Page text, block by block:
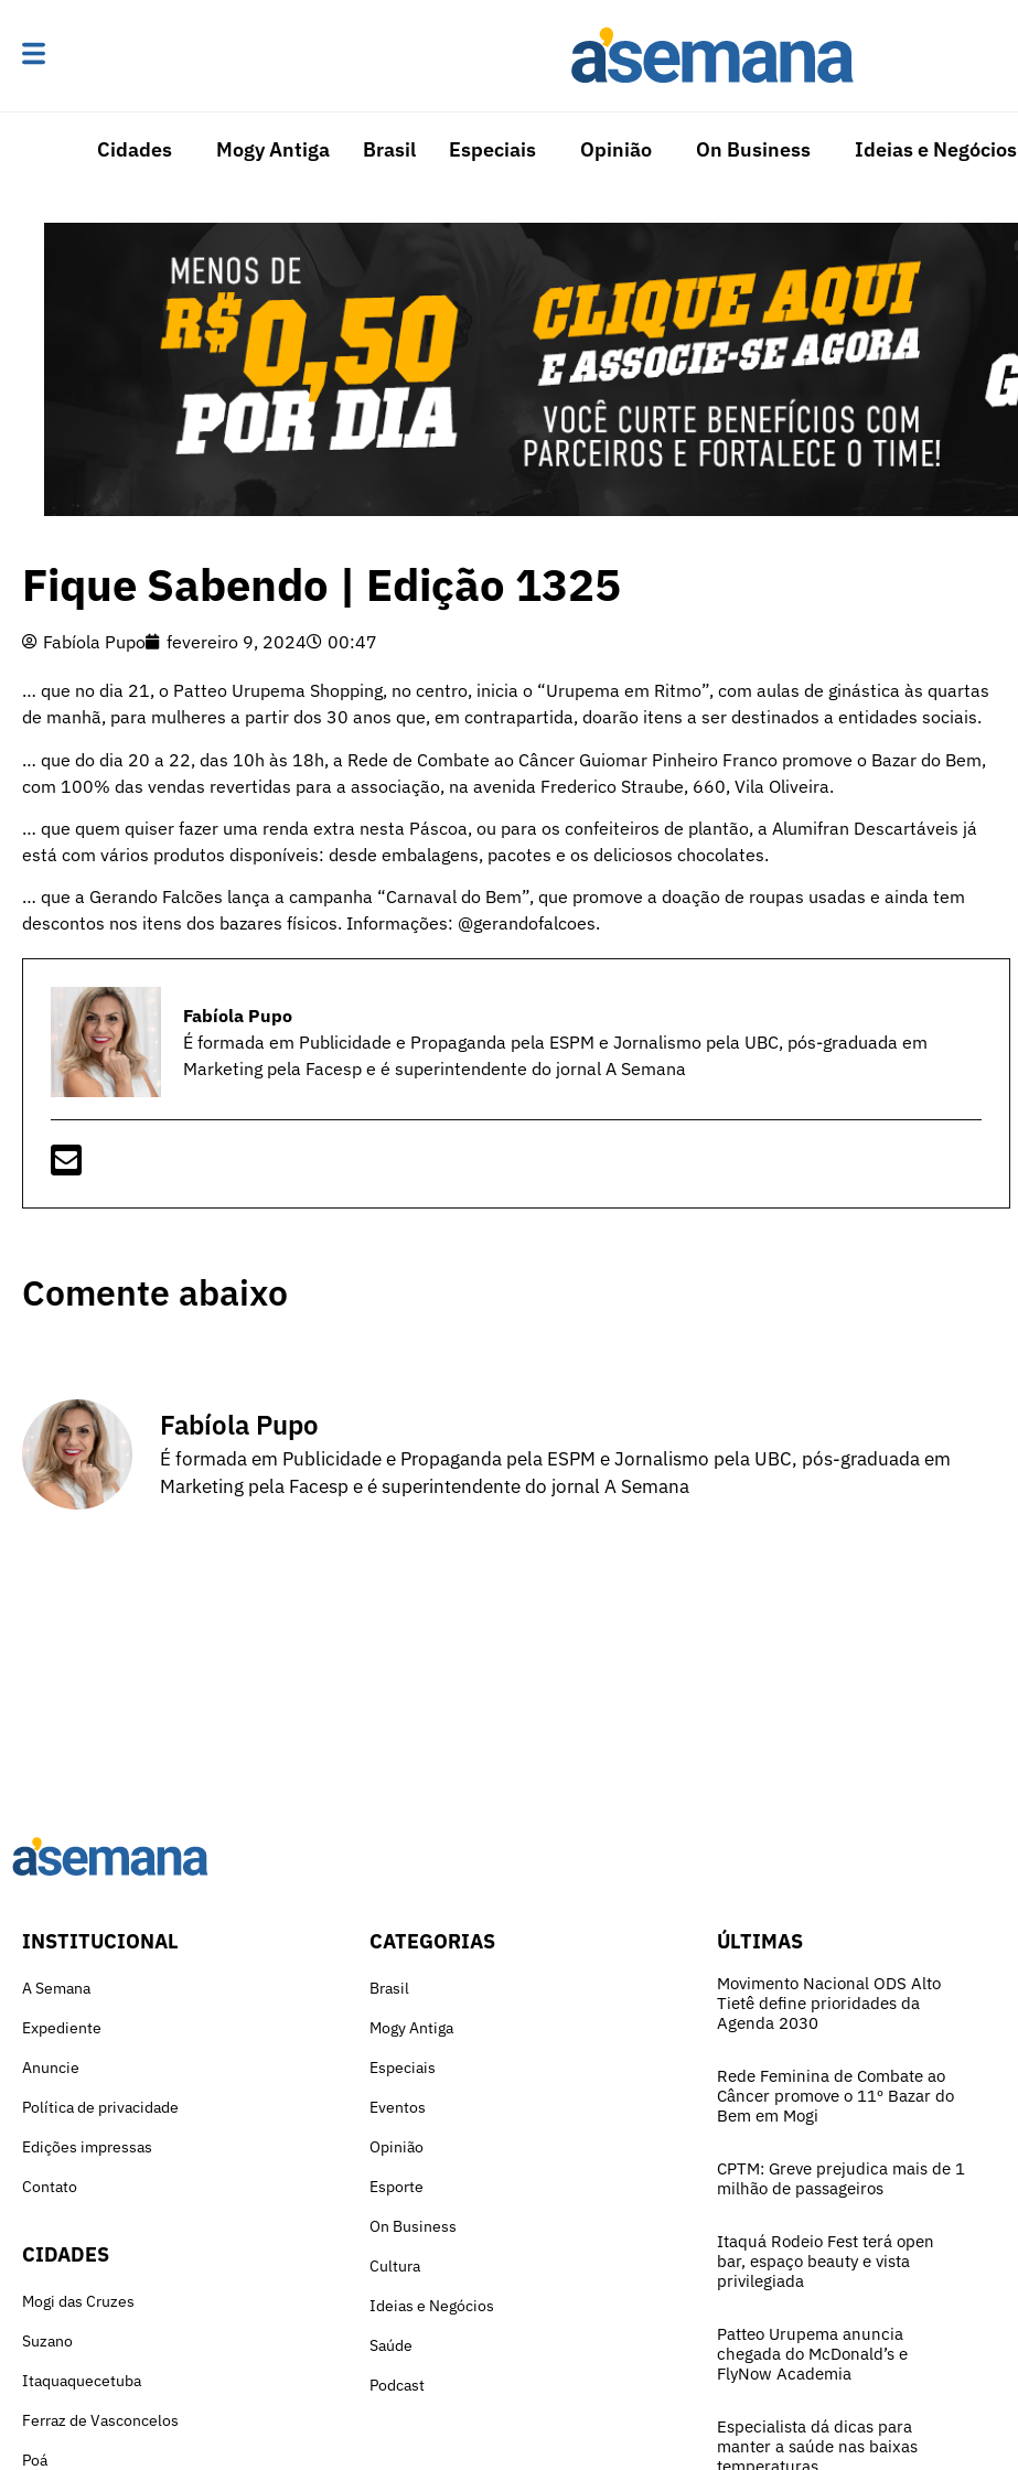
Cidades Mogy Antiga Brasil Especiais Opinião On Business Ideias e Negócios
Fique Sabendo | Edição 1325
Fabíola Pupo fevereiro 9, 2024 00:47
… que no dia 21, o Patteo Urupema Shopping, no centro, inicia o “Urupema em Ritmo”, com aulas de ginástica às quartas
de manhã, para mulheres a partir dos 30 anos que, em contrapartida, doarão itens a ser destinados a entidades sociais.
… que do dia 20 a 22, das 10h às 18h, a Rede de Combate ao Câncer Guiomar Pinheiro Franco promove o Bazar do Bem,
com 100% das vendas revertidas para a associação, na avenida Frederico Straube, 660, Vila Oliveira.
… que quem quiser fazer uma renda extra nesta Páscoa, ou para os confeiteiros de plantão, a Alumifran Descartáveis já
está com vários produtos disponíveis: desde embalagens, pacotes e os deliciosos chocolates.
… que a Gerando Falcões lança a campanha “Carnaval do Bem”, que promove a doação de roupas usadas e ainda tem
descontos nos itens dos bazares físicos. Informações: @gerandofalcoes.
Fabíola Pupo
É formada em Publicidade e Propaganda pela ESPM e Jornalismo pela UBC, pós-graduada em
Marketing pela Facesp e é superintendente do jornal A Semana
Comente abaixo
Fabíola Pupo
É formada em Publicidade e Propaganda pela ESPM e Jornalismo pela UBC, pós-graduada em
Marketing pela Facesp e é superintendente do jornal A Semana
INSTITUCIONAL
A Semana
Expediente
Anuncie
Política de privacidade
Edições impressas
Contato
CIDADES
Mogi das Cruzes
Suzano
Itaquaquecetuba
Ferraz de Vasconcelos
Poá
CATEGORIAS
Brasil
Mogy Antiga
Especiais
Eventos
Opinião
Esporte
On Business
Cultura
Ideias e Negócios
Saúde
Podcast
ÚLTIMAS
Movimento Nacional ODS Alto
Tietê define prioridades da
Agenda 2030
Rede Feminina de Combate ao
Câncer promove o 11º Bazar do
Bem em Mogi
CPTM: Greve prejudica mais de 1
milhão de passageiros
Itaquá Rodeio Fest terá open
bar, espaço beauty e vista
privilegiada
Patteo Urupema anuncia
chegada do McDonald’s e
FlyNow Academia
Especialista dá dicas para
manter a saúde nas baixas